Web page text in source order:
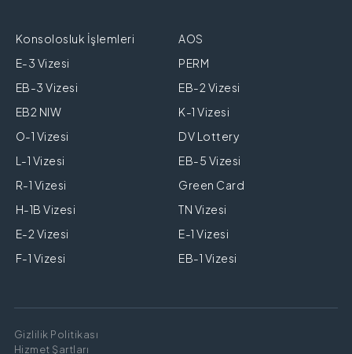
Konsolosluk İşlemleri
AOS
E-3 Vizesi
PERM
EB-3 Vizesi
EB-2 Vizesi
EB2 NIW
K-1 Vizesi
O-1 Vizesi
DV Lottery
L-1 Vizesi
EB-5 Vizesi
R-1 Vizesi
Green Card
H-1B Vizesi
TN Vizesi
E-2 Vizesi
E-1 Vizesi
F-1 Vizesi
EB-1 Vizesi
Gizlilik Politikası
Hizmet Şartları